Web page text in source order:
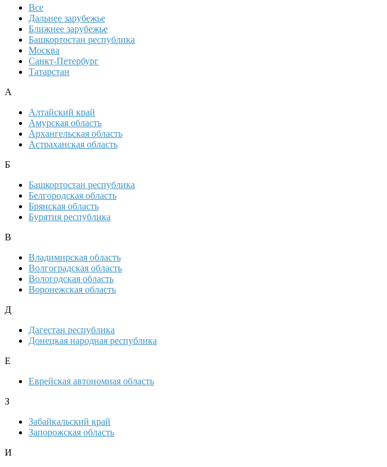
Все
Дальнее зарубежье
Ближнее зарубежье
Башкортостан республика
Москва
Санкт-Петербург
Татарстан
А
Алтайский край
Амурская область
Архангельская область
Астраханская область
Б
Башкортостан республика
Белгородская область
Брянская область
Бурятия республика
В
Владимирская область
Волгоградская область
Вологодская область
Воронежская область
Д
Дагестан республика
Донецкая народная республика
Е
Еврейская автономная область
З
Забайкальский край
Запорожская область
И